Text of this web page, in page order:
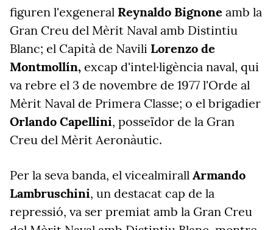
figuren l'exgeneral Reynaldo Bignone amb la
Gran Creu del Mèrit Naval amb Distintiu
Blanc; el Capità de Navili Lorenzo de
Montmollín, excap d'intel·ligència naval, qui
va rebre el 3 de novembre de 1977 l'Orde al
Mèrit Naval de Primera Classe; o el brigadier
Orlando Capellini, posseïdor de la Gran
Creu del Mèrit Aeronàutic.
Per la seva banda, el vicealmirall Armando
Lambruschini, un destacat cap de la
repressió, va ser premiat amb la Gran Creu